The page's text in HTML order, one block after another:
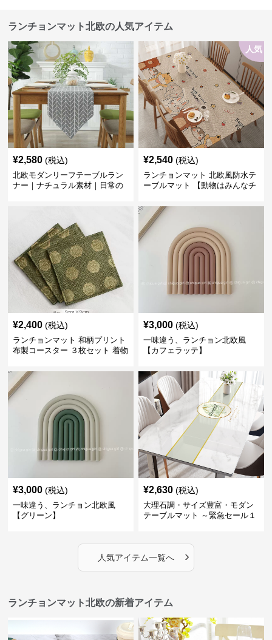
ランチョンマット北欧の人気アイテム
¥2,580 (税込)
北欧モダンリーフテーブルラン
ナー｜ナチュラル素材｜日常の
人気
¥2,540 (税込)
ランチョンマット 北欧風防水テ
ーブルマット 【動物はみんなチ
¥2,400 (税込)
ランチョンマット 和柄プリント
布製コースター ３枚セット 着物
¥3,000 (税込)
一味違う、ランチョン北欧風
【カフェラッテ】
¥3,000 (税込)
一味違う、ランチョン北欧風
【グリーン】
¥2,630 (税込)
大理石調・サイズ豊富・モダン
テーブルマット ～緊急セール１
人気アイテム一覧へ ›
ランチョンマット北欧の新着アイテム